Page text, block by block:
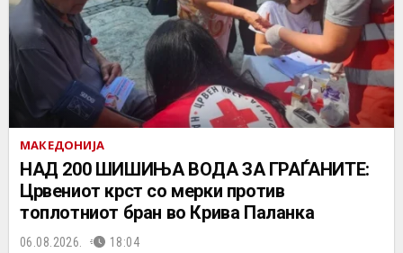
МАКЕДОНИЈА
НАД 200 ШИШИЊА ВОДА ЗА ГРАЃАНИТЕ:
Црвениот крст со мерки против
топлотниот бран во Крива Паланка
06.08.2026. 18:04